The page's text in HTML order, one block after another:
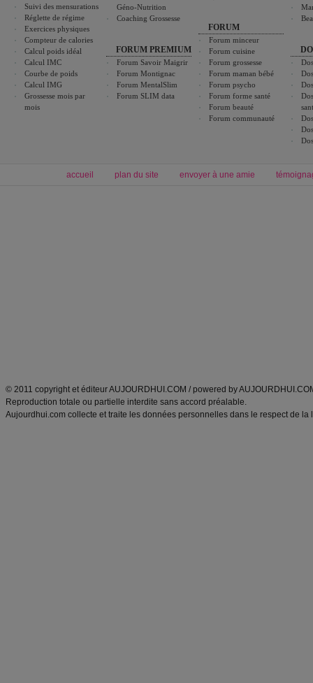
Suivi des mensurations
Réglette de régime
Exercices physiques
Compteur de calories
Calcul poids idéal
Calcul IMC
Courbe de poids
Calcul IMG
Grossesse mois par
mois
Géno-Nutrition
Coaching Grossesse
FORUM PREMIUM
Forum Savoir Maigrir
Forum Montignac
Forum MentalSlim
Forum SLIM data
FORUM
Forum minceur
Forum cuisine
Forum grossesse
Forum maman bébé
Forum psycho
Forum forme santé
Forum beauté
Forum communauté
accueil plan du site envoyer à une amie
© 2011 copyright et éditeur AUJOURDHUI.COM / powered by
Reproduction totale ou partielle interdite sans accord préalable.
Aujourdhui.com collecte et traite les données personnelles dans le respect de